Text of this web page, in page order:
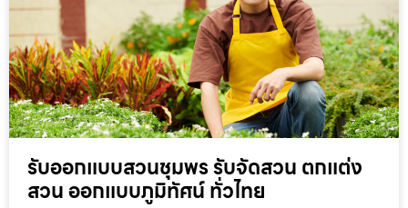
รับออกแบบสวนชุมพร รับจัดสวน ตกแต่ง
สวน ออกแบบภูมิทัศน์ ทั่วไทย